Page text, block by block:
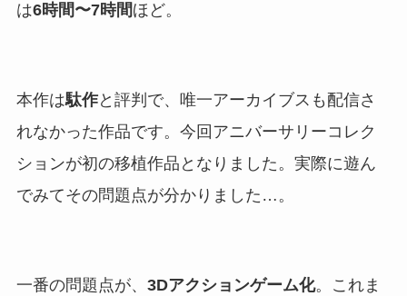
は6時間〜7時間ほど。
本作は駄作と評判で、唯一アーカイブスも配信さ
れなかった作品です。今回アニバーサリーコレク
ションが初の移植作品となりました。実際に遊ん
でみてその問題点が分かりました…。
一番の問題点が、 3Dアクションゲーム化。これま